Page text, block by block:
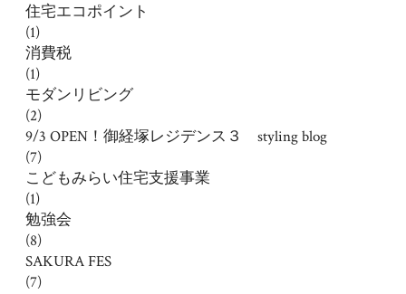
住宅エコポイント
(1)
消費税
(1)
モダンリビング
(2)
9/3 OPEN！御経塚レジデンス３ styling blog
(7)
こどもみらい住宅支援事業
(1)
勉強会
(8)
SAKURA FES
(7)